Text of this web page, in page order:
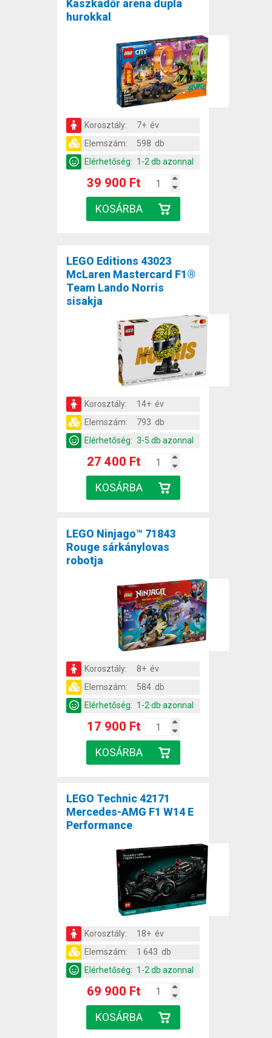
Kaszkadőr aréna dupla
hurokkal
Korosztály:
7+ év
Elemszám:
598 db
Elérhetőség: 1-2 db azonnal
39 900 Ft
LEGO Editions 43023
McLaren Mastercard F1®
Team Lando Norris
sisakja
Korosztály:
14+ év
Elemszám:
793 db
Elérhetőség: 3-5 db azonnal
27 400 Ft
LEGO Ninjago™ 71843
Rouge sárkánylovas
robotja
Korosztály:
8+ év
Elemszám:
584 db
Elérhetőség: 1-2 db azonnal
17 900 Ft
LEGO Technic 42171
Mercedes-AMG F1 W14 E
Performance
Korosztály:
18+ év
Elemszám:
1 643 db
Elérhetőség: 1-2 db azonnal
69 900 Ft